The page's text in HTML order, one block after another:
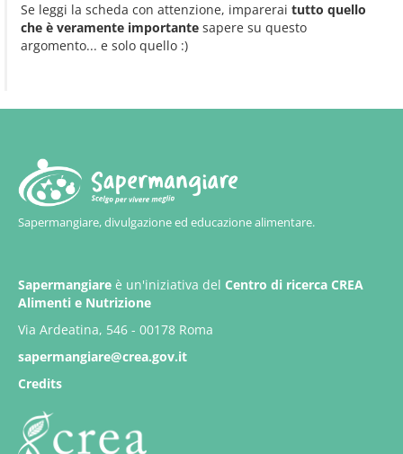
Se leggi la scheda con attenzione, imparerai tutto quello
che è veramente importante sapere su questo
argomento... e solo quello :)
Sapermangiare, divulgazione ed educazione alimentare.
Sapermangiare è un'iniziativa del Centro di ricerca CREA
Alimenti e Nutrizione
Via Ardeatina, 546 - 00178 Roma
sapermangiare@crea.gov.it
Credits